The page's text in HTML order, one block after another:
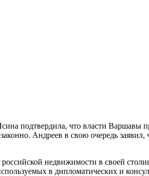
подтвердила, что власти Варшавы
Андреев в свою очередь
недвижимости в своей
в дипломатических и